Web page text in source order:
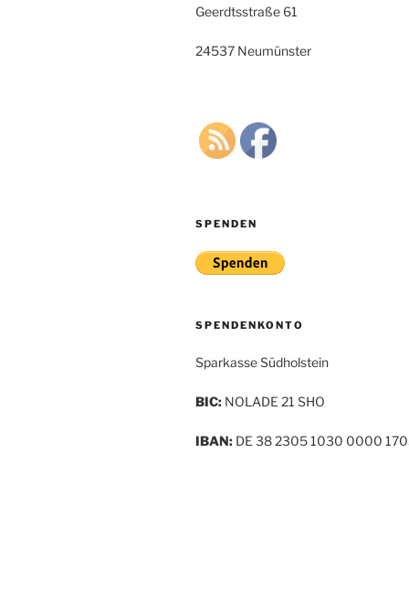
Geerdtsstraße 61
24537 Neumünster
SPENDEN
SPENDENKONTO
Sparkasse Südholstein
BIC: NOLADE 21 SHO
IBAN: DE 38 2305 1030 0000